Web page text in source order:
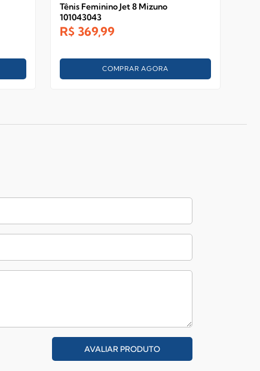
Tênis Feminino Jet 8 Mizuno
101043043
R$ 369,99
COMPRAR AGORA
AVALIAR PRODUTO